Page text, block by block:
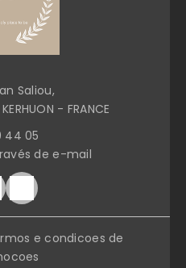
Saliou,
- FRANCE
44 05
de e-mail
e condicoes de